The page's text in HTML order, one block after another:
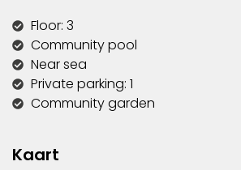
Floor: 3
Community pool
Near sea
Private parking: 1
Community garden
Kaart